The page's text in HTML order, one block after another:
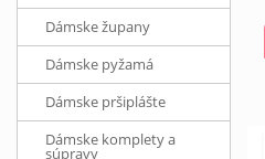
Dámske župany
Dámske pyžamá
Dámske pršiplášte
Dámske komplety a
súpravy